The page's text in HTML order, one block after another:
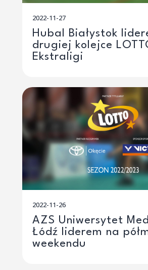
2022-11-27
Hubal Białystok
drugiej kolejce
Ekstraligi
2022-11-26
AZS Uniwersytet
Łódź liderem na
weekendu